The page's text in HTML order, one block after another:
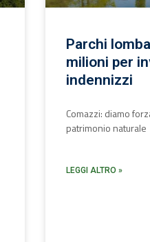
Parchi
milioni per
indennizzi
Comazzi: diamo
patrimonio naturale
LEGGI ALTRO »